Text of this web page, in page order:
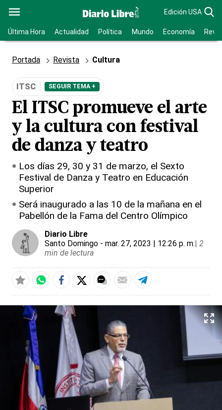
Edición USA
Última Hora Actualidad Política Mundo Economía
Portada Revista Cultura
ITSC SEGUIR TEMA +
El ITSC promueve el arte
y la cultura con festival
de danza y teatro
Los días 29, 30 y 31 de marzo, el Sexto
Festival de Danza y Teatro en Educación
Superior
Será inaugurado a las 10 de la mañana en el
Pabellón de la Fama del Centro Olímpico
Diario Libre
Santo Domingo - mar. 27, 2023 | 12:26 p. m.| 2
min de lectura